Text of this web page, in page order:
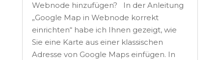
Webnode hinzufügen? In der Anleitung
„Google Map in Webnode korrekt
einrichten“ habe ich Ihnen gezeigt, wie
Sie eine Karte aus einer klassischen
Adresse von Google Maps einfügen. In